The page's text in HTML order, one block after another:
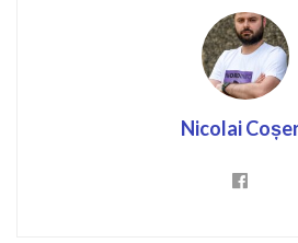
Nicolai